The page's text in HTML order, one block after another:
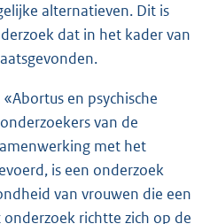
alternatieven. Dit is
dat in het kader van
en psychische
van de
met het
is een onderzoek
van vrouwen die een
richtte zich op de